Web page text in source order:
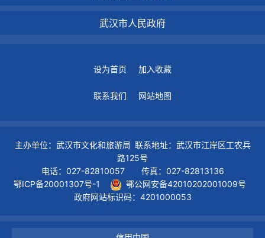
武汉市人民政府
设为首页 加入收藏
联系我们 网站地图
主办单位：武汉市文化和旅游局 联系地址：武汉市江岸区工农兵
路125号
电话：027-82810057 传真：027-82813136
鄂ICP备20001307号-1
鄂公网安备42010202001009号
政府网站标识码：4201000053